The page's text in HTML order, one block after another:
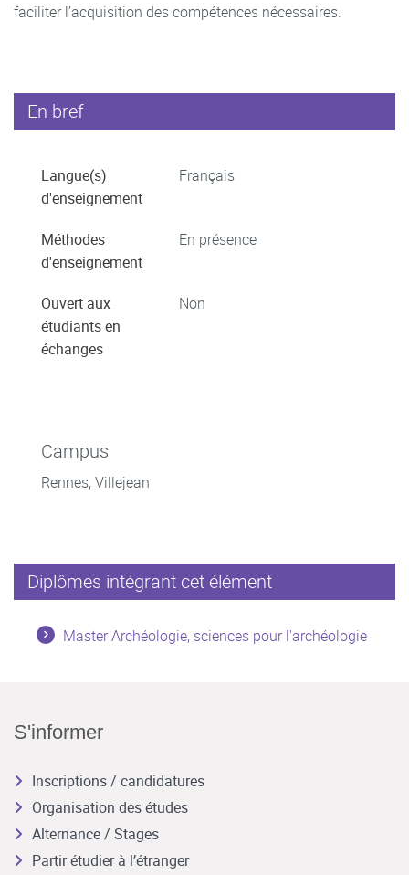
faciliter l’acquisition des compétences nécessaires.
En bref
Langue(s)
d'enseignement
Français
Méthodes
d'enseignement
En présence
Ouvert aux
étudiants en
échanges
Non
Campus
Rennes, Villejean
Diplômes intégrant cet élément
Master Archéologie, sciences pour l'archéologie
S'informer
Inscriptions / candidatures
Organisation des études
Alternance / Stages
Partir étudier à l’étranger